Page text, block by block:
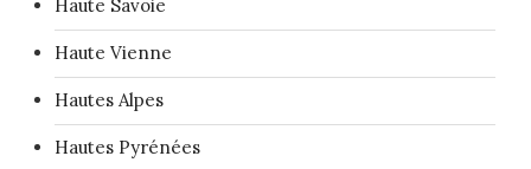
Haute Savoie
Haute Vienne
Hautes Alpes
Hautes Pyrénées